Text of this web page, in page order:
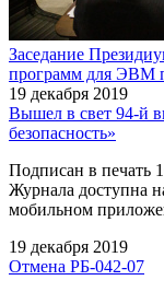
Заседание
программ для ЭВМ
19 декабря 2019
Вышел в свет 94-й
безопасность»
Подписан в печать
Журнала доступна
мобильном
19 декабря 2019
Отмена РБ-042-07